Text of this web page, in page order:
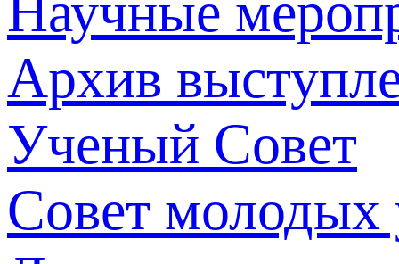
Архив
Ученый Совет
Совет молодых